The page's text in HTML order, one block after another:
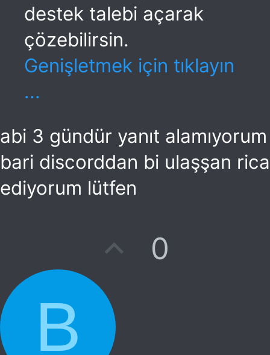
destek talebi açarak
çözebilirsin.
Genişletmek için tıklayın
...
abi 3 gündür yanıt alamıyorum
bari discorddan bi ulaşşan rica
ediyorum lütfen
O0
B